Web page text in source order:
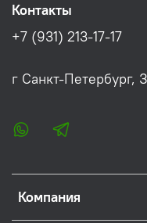
Компания
Контакты
+7 (931) 213-17-17
г Санкт-Петербург,